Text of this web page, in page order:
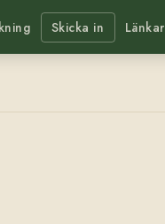
Skicka in Länkar